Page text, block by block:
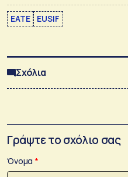
EATE EUSIF
Σχόλια
Γράψτε το σχόλιο σας
Όνομα